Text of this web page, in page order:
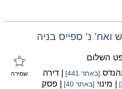
03-18, קירש ואח' נ' ספייס בניה
שמירה
השלום
[באתר 441] | דירה
| מינוי [באתר 40]
| פסק